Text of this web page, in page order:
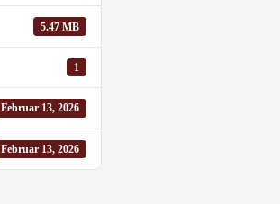
5.47 MB
1
Februar 13, 2026
Februar 13, 2026